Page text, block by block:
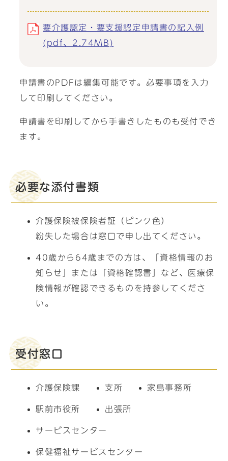
要介護認定・要支援認定申請書の記入例
(pdf、2.74MB)
申請書のPDFは編集可能です。必要事項を入力
して印刷してください。
申請書を印刷してから手書きしたものも受付でき
ます。
必要な添付書類
介護保険被保険者証（ピンク色）
紛失した場合は窓口で申し出てください。
40歳から64歳までの方は、「資格情報のお
知らせ」または「資格確認書」など、医療保
険情報が確認できるものを持参してくださ
い。
受付窓口
介護保険課 支所 家島事務所
駅前市役所 出張所
サービスセンター
保健福祉サービスセンター